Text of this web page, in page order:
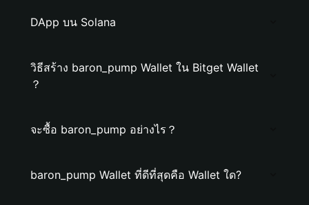
DApp บน Solana
วิธีสร้าง baron_pump Wallet ใน Bitget Wallet
？
จะซื้อ baron_pump อย่างไร？
baron_pump Wallet ที่ดีที่สุดคือ Wallet ใด?